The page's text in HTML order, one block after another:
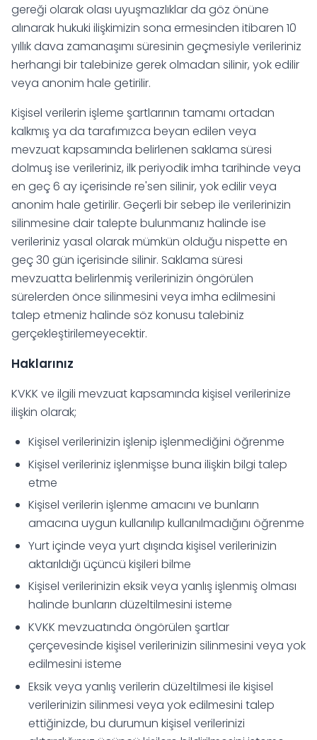
gereği olarak olası uyuşmazlıklar da göz önüne
alınarak hukuki ilişkimizin sona ermesinden itibaren 10
yıllık dava zamanaşımı süresinin geçmesiyle verileriniz
herhangi bir talebinize gerek olmadan silinir, yok edilir
veya anonim hale getirilir.
Kişisel verilerin işleme şartlarının tamamı ortadan
kalkmış ya da tarafımızca beyan edilen veya
mevzuat kapsamında belirlenen saklama süresi
dolmuş ise verileriniz, ilk periyodik imha tarihinde veya
en geç 6 ay içerisinde re'sen silinir, yok edilir veya
anonim hale getirilir. Geçerli bir sebep ile verilerinizin
silinmesine dair talepte bulunmanız halinde ise
verileriniz yasal olarak mümkün olduğu nispette en
geç 30 gün içerisinde silinir. Saklama süresi
mevzuatta belirlenmiş verilerinizin öngörülen
sürelerden önce silinmesini veya imha edilmesini
talep etmeniz halinde söz konusu talebiniz
gerçekleştirilemeyecektir.
Haklarınız
KVKK ve ilgili mevzuat kapsamında kişisel verilerinize
ilişkin olarak;
Kişisel verilerinizin işlenip işlenmediğini öğrenme
Kişisel verileriniz işlenmişse buna ilişkin bilgi talep
etme
Kişisel verilerin işlenme amacını ve bunların
amacına uygun kullanılıp kullanılmadığını öğrenme
Yurt içinde veya yurt dışında kişisel verilerinizin
aktarıldığı üçüncü kişileri bilme
Kişisel verilerinizin eksik veya yanlış işlenmiş olması
halinde bunların düzeltilmesini isteme
KVKK mevzuatında öngörülen şartlar
çerçevesinde kişisel verilerinizin silinmesini veya yok
edilmesini isteme
Eksik veya yanlış verilerin düzeltilmesi ile kişisel
verilerinizin silinmesi veya yok edilmesini talep
ettiğinizde, bu durumun kişisel verilerinizi